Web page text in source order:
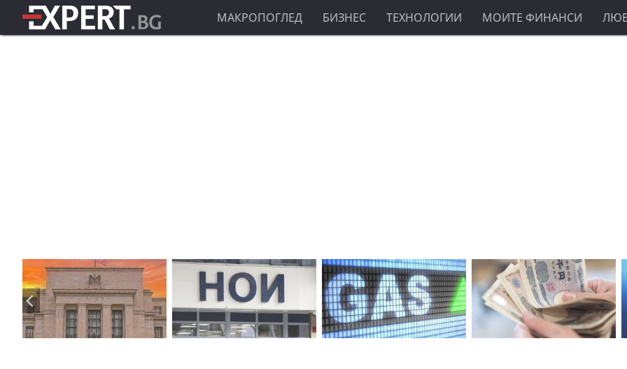
МАКРОПОГЛЕД БИЗНЕС ТЕХНОЛОГИИ МОИТЕ ФИНАНСИ